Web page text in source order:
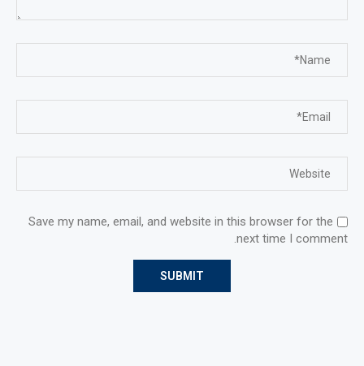
Save my name, email, and website in this browser for the
next time I comment.